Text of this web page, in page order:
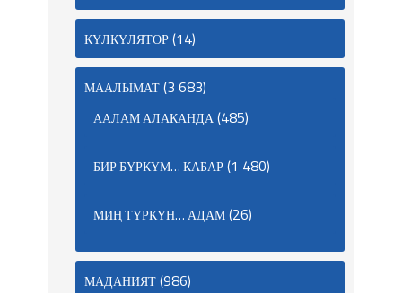
КҮЛКҮЛЯТОР(14)
МААЛЫМАТ(3 683)
ААЛАМ АЛАКАНДА(485)
БИР БҮРКҮМ… КАБАР(1 480)
МИҢ ТҮРКҮН… АДАМ(26)
МАДАНИЯТ(986)